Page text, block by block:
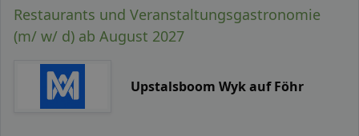
Restaurants und Veranstaltungsgastronomie
(m/ w/ d) ab August 2027
Upstalsboom Wyk auf Föhr